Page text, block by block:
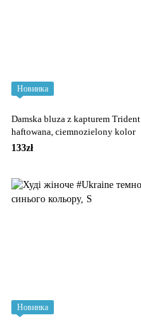
Новинка
Damska bluza z kapturem Trident
haftowana, ciemnozielony kolor
133zł
Новинка